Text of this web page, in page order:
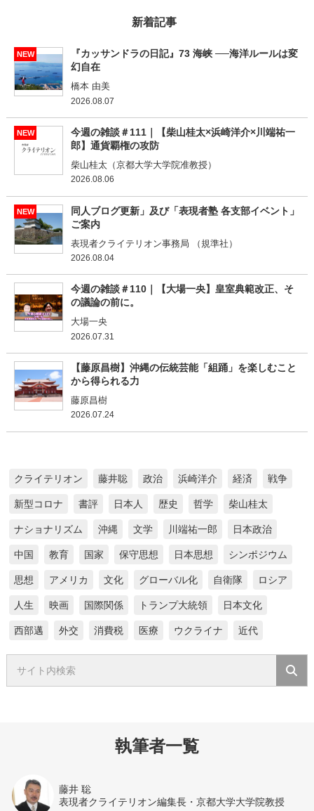
新着記事
NEW
『カッサンドラの日記』73 海峡 ──海洋ルールは変
幻自在
橋本 由美
2026.08.07
NEW
今週の雑談＃111｜【柴山桂太×浜崎洋介×川端祐一
郎】通貨覇権の攻防
柴山桂太（京都大学大学院准教授）
2026.08.06
NEW
同人ブログ更新」及び「表現者塾 各支部イベント」
ご案内
表現者クライテリオン事務局 （規準社）
2026.08.04
今週の雑談＃110｜【大場一央】皇室典範改正、そ
の議論の前に。
大場一央
2026.07.31
【藤原昌樹】沖縄の伝統芸能「組踊」を楽しむこと
から得られる力
藤原昌樹
2026.07.24
クライテリオン 藤井聡 政治 浜崎洋介 経済 戦争
新型コロナ 書評 日本人 歴史 哲学 柴山桂太
ナショナリズム 沖縄 文学 川端祐一郎 日本政治
中国 教育 国家 保守思想 日本思想 シンポジウム
思想 アメリカ 文化 グローバル化 自衛隊 ロシア
人生 映画 国際関係 トランプ大統領 日本文化
西部邁 外交 消費税 医療 ウクライナ 近代
執筆者一覧
藤井 聡
表現者クライテリオン編集長・京都大学大学院教授